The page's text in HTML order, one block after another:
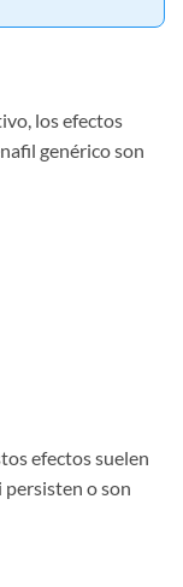
los efectos
genérico son
efectos suelen
persisten o son